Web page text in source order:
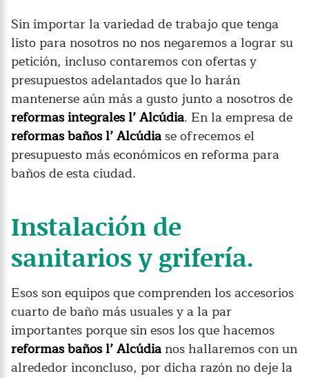
Sin importar la variedad de trabajo que tenga
listo para nosotros no nos negaremos a lograr su
petición, incluso contaremos con ofertas y
presupuestos adelantados que lo harán
mantenerse aún más a gusto junto a nosotros de
reformas integrales l’ Alcúdia. En la empresa de
reformas baños l’ Alcúdiase ofrecemos el
presupuesto más económicos en reforma para
baños de esta ciudad.
Instalación de
sanitarios y grifería.
Esos son equipos que comprenden los accesorios
cuarto de baño más usuales y a la par
importantes porque sin esos los que hacemos
reformas baños l’ Alcúdia nos hallaremos con un
alrededor inconcluso, por dicha razón no deje la